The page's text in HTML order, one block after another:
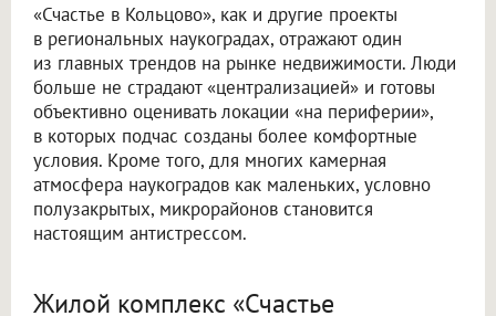
«Счастье в Кольцово», как и другие проекты
в региональных наукоградах, отражают один
из главных трендов на рынке недвижимости. Люди
больше не страдают «централизацией» и готовы
объективно оценивать локации «на периферии»,
в которых подчас созданы более комфортные
условия. Кроме того, для многих камерная
атмосфера наукоградов как маленьких, условно
полузакрытых, микрорайонов становится
настоящим антистрессом.
Жилой комплекс «Счастье